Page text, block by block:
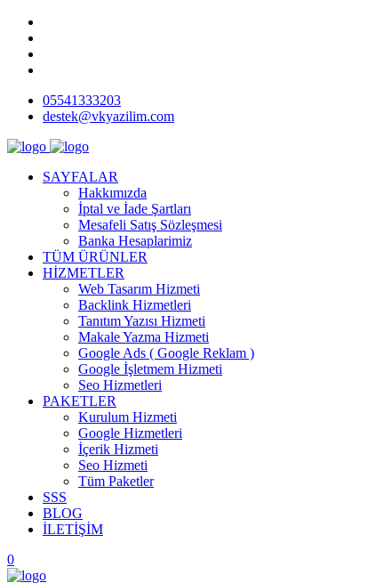
05541333203
destek@vkyazilim.com
SAYFALAR
Hakkımızda
İptal ve İade Şartları
Mesafeli Satış Sözleşmesi
Banka Hesaplarimiz
TÜM ÜRÜNLER
HİZMETLER
Web Tasarım Hizmeti
Backlink Hizmetleri
Tanıtım Yazısı Hizmeti
Makale Yazma Hizmeti
Google Ads ( Google Reklam )
Google İşletmem Hizmeti
Seo Hizmetleri
PAKETLER
Kurulum Hizmeti
Google Hizmetleri
İçerik Hizmeti
Seo Hizmeti
Tüm Paketler
SSS
BLOG
İLETİŞİM
0